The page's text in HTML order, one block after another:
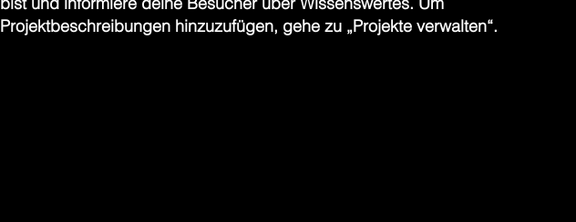
Projektbeschreibungen hinzuzufügen, gehe zu „Projekte verwalten“.